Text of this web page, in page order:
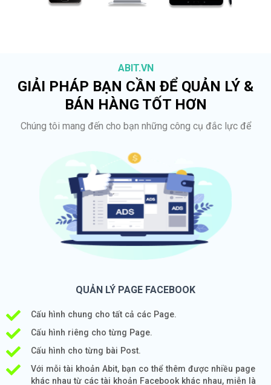
ABIT.VN
GIẢI PHÁP BẠN CẦN ĐỂ QUẢN LÝ &
BÁN HÀNG TỐT HƠN
Chúng tôi mang đến cho bạn những công cụ đắc lực để
QUẢN LÝ PAGE FACEBOOK
Cấu hình chung cho tất cả các Page.
Cấu hình riêng cho từng Page.
Cấu hình cho từng bài Post.
Với mỗi tài khoản Abit, bạn co thể thêm được nhiều page
khác nhau từ các tài khoản Facebook khác nhau, miễn là